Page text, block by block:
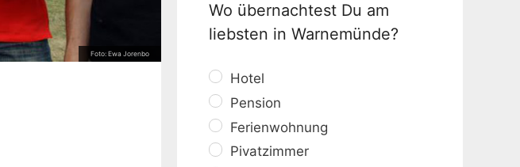
Foto: Ewa Jorenbo
Wo übernachtest Du am
liebsten in Warnemünde?
Hotel
Pension
Ferienwohnung
Pivatzimmer